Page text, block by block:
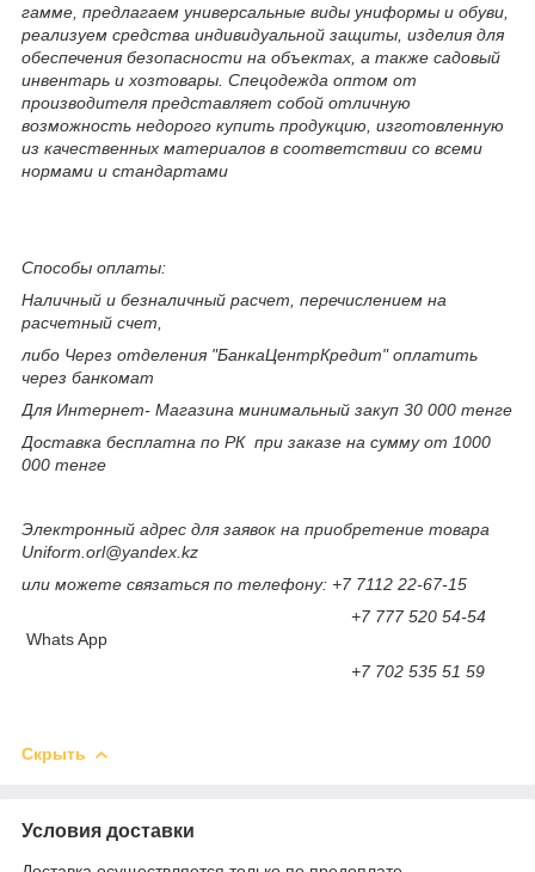
гамме, предлагаем универсальные виды униформы и обуви,
реализуем средства индивидуальной защиты, изделия для
обеспечения безопасности на объектах, а также садовый
инвентарь и хозтовары. Спецодежда оптом от
производителя представляет собой отличную
возможность недорого купить продукцию, изготовленную
из качественных материалов в соответствии со всеми
нормами и стандартами
Способы оплаты:
Наличный и безналичный расчет, перечислением на
расчетный счет,
либо Через отделения "БанкаЦентрКредит" оплатить
через банкомат
Для Интернет- Магазина минимальный закуп 30 000 тенге
Доставка бесплатна по РК при заказе на сумму от 1000
000 тенге
Электронный адрес для заявок на приобретение товара
Uniform.orl@yandex.kz
или можете связаться по телефону: +7 7112 22-67-15
+7 777 520 54-54
Whats App​
+7 702 535 51 59
Скрыть
Условия доставки